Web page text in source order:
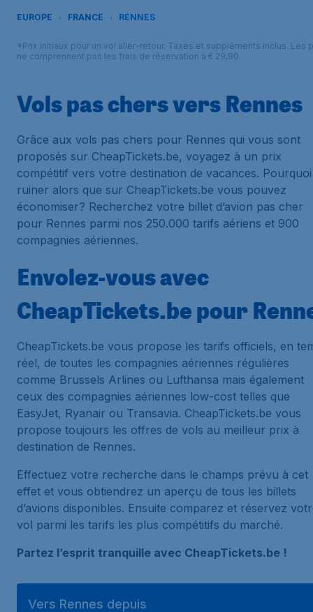
EUROPE FRANCE RENNES
*Prix initiaux pour un vol aller-retour. Taxes et suppléments inclus. Les
ne comprennent pas les frais de réservation à € 29,90.
Vols pas chers vers Rennes
Grâce aux vols pas chers pour Rennes qui vous sont
proposés sur CheapTickets.be, voyagez à un prix
compétitif vers votre destination de vacances.
ruiner alors que sur CheapTickets.be vous pouvez
économiser? Recherchez votre billet d’avion pas cher
pour Rennes parmi nos 250.000 tarifs aériens et 900
compagnies aériennes.
Envolez-vous avec
CheapTickets.be pour
CheapTickets.be vous propose les tarifs officiels, en
réel, de toutes les compagnies aériennes régulières
comme Brussels Arlines ou Lufthansa mais également
ceux des compagnies aériennes low-cost telles que
EasyJet, Ryanair ou Transavia. CheapTickets.be vous
propose toujours les offres de vols au meilleur prix à
destination de Rennes.
Effectuez votre recherche dans le champs prévu à cet
effet et vous obtiendrez un aperçu de tous les billets
d’avions disponibles. Ensuite comparez et réservez
vol parmi les tarifs les plus compétitifs du marché.
Partez l’esprit tranquille avec CheapTickets.be !
Vers Rennes depuis